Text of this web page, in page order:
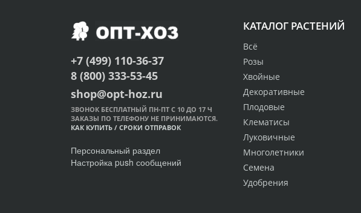
КАТАЛОГ РАСТЕНИЙ
Всё
Розы
Хвойные
Декоративные
Плодовые
Клематисы
Луковичные
Многолетники
Семена
Удобрения
+7 (499) 110-36-37
8 (800) 333-53-45
shop@opt-hoz.ru
ЗВОНОК БЕСПЛАТНЫЙ ПН-ПТ С 10 ДО 17 Ч
ЗАКАЗЫ ПО ТЕЛЕФОНУ НЕ ПРИНИМАЮТСЯ.
КАК КУПИТЬ / СРОКИ ОТПРАВОК
Персональный раздел
Настройка push сообщений